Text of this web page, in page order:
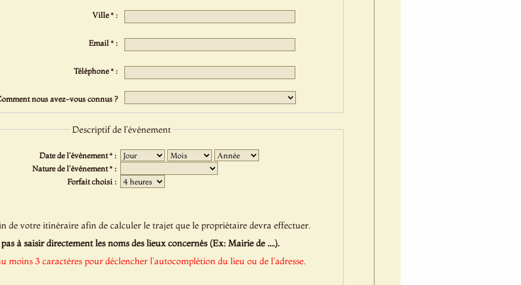
Ville * :
Email * :
Téléphone * :
nous avez-vous connus ?
Descriptif de l'événement
Date de l'événement * : Jour
Nature de l'événement * :
Forfait choisi :
de votre itinéraire afin de calculer le trajet que le propriétaire devra effectuer.
à saisir directement les noms des lieux concernés (Ex: Mairie de ....).
moins 3 caractères pour déclencher l'autocomplétion du lieu ou de l'adresse.